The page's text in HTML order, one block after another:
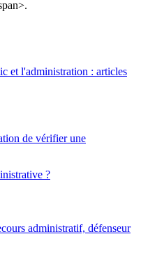
et l'administration : articles
de vérifier une
?
administratif, défenseur